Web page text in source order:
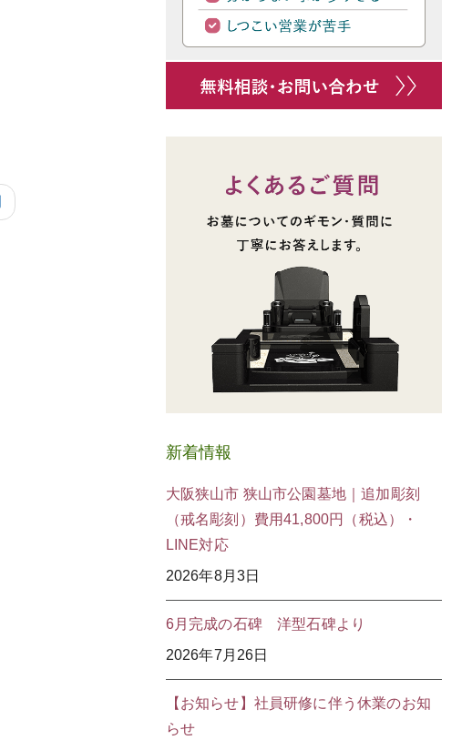
新着情報
大阪狭山市 狭山市公園墓地｜追加彫刻
（戒名彫刻）費用41,800円（税込）・
LINE対応
2026年8月3日
6月完成の石碑 洋型石碑より
2026年7月26日
【お知らせ】社員研修に伴う休業のお知
らせ